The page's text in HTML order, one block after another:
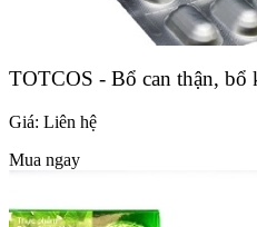
TOTCOS - Bổ can thận, bổ
Giá: Liên hệ
Mua ngay